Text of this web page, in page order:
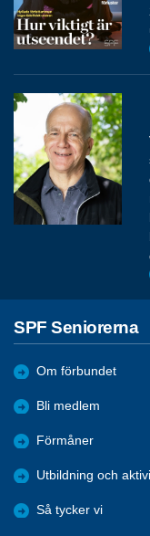
SPF Seniorerna
Om förbundet
Bli medlem
Förmåner
Utbildning och
Så tycker vi